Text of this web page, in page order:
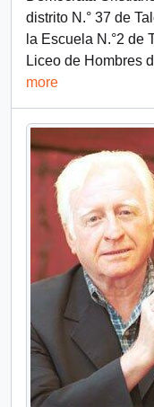
distrito N.° 37 de
la Escuela N.°2 de
Liceo de Hombres
more